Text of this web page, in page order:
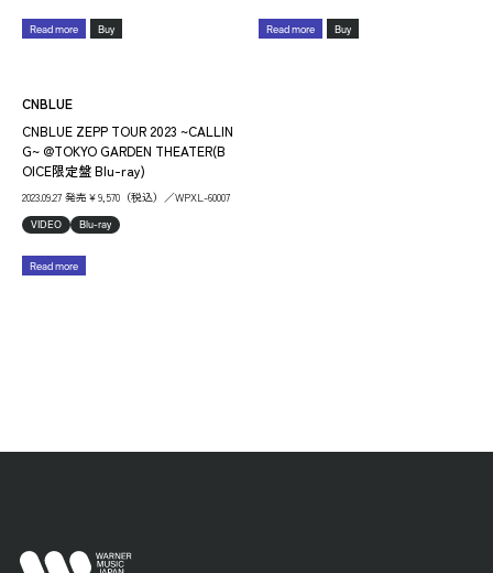
Read more Buy Read more Buy
CNBLUE
CNBLUE ZEPP TOUR 2023 ~CALLIN
G~ @TOKYO GARDEN THEATER(B
OICE限定盤 Blu-ray)
2023.09.27 発売￥9,570（税込）／WPXL-60007
VIDEO Blu-ray
Read more